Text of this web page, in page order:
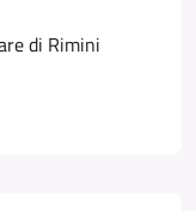
di Rimini